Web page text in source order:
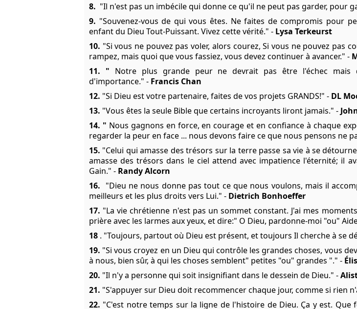
8. "Il n'est pas un imbécile qui donne ce qu'il ne peut pas garder, pour
9. "Souvenez-vous de qui vous êtes. Ne faites de compromis pour
enfant du Dieu Tout-Puissant. Vivez cette vérité." - Lysa Terkeurst
10. "Si vous ne pouvez pas voler, alors courez, Si vous ne pouvez pas
rampez, mais quoi que vous fassiez, vous devez continuer à avancer." -
11. " Notre plus grande peur ne devrait pas être l'échec
d'importance." - Francis Chan
12. "Si Dieu est votre partenaire, faites de vos projets GRANDS!" - DL
13. "Vous êtes la seule Bible que certains incroyants liront jamais." -
14. " Nous gagnons en force, en courage et en confiance à chaque
regarder la peur en face ... nous devons faire ce que nous pensons ne
15. "Celui qui amasse des trésors sur la terre passe sa vie à se
amasse des trésors dans le ciel attend avec impatience l'éternité; il
Gain." - Randy Alcorn
16. "Dieu ne nous donne pas tout ce que nous voulons, mais il
meilleurs et les plus droits vers Lui." - Dietrich Bonhoeffer
17. "La vie chrétienne n'est pas un sommet constant. J'ai mes
prière avec les larmes aux yeux, et dire:" O Dieu, pardonne-moi "ou"
18 . "Toujours, partout où Dieu est présent, et toujours Il cherche à se
19. "Si vous croyez en un Dieu qui contrôle les grandes choses, vous
à nous, bien sûr, à qui les choses semblent" petites "ou" grandes "." -
20. "Il n'y a personne qui soit insignifiant dans le dessein de Dieu." -
21. "S'appuyer sur Dieu doit recommencer chaque jour, comme si rien
22. "C'est notre temps sur la ligne de l'histoire de Dieu. Ça y est.